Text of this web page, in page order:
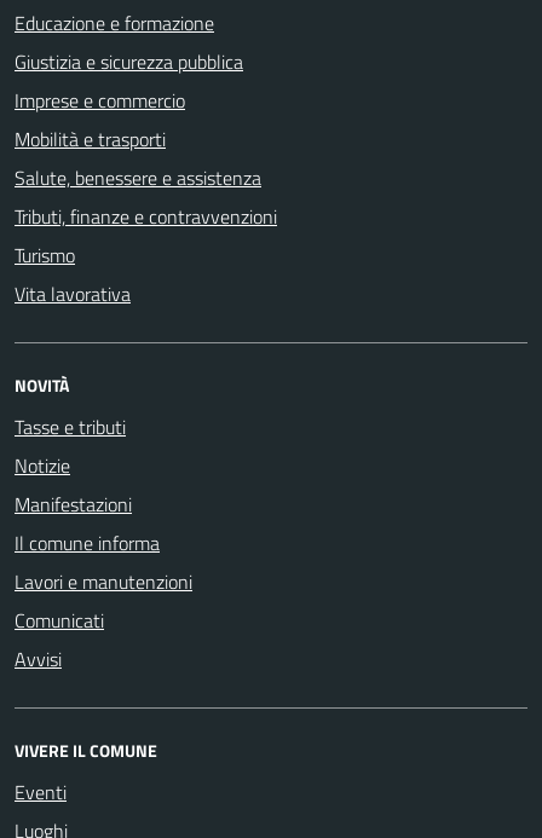
Educazione e formazione
Giustizia e sicurezza pubblica
Imprese e commercio
Mobilità e trasporti
Salute, benessere e assistenza
Tributi, finanze e contravvenzioni
Turismo
Vita lavorativa
NOVITÀ
Tasse e tributi
Notizie
Manifestazioni
Il comune informa
Lavori e manutenzioni
Comunicati
Avvisi
VIVERE IL COMUNE
Eventi
Luoghi